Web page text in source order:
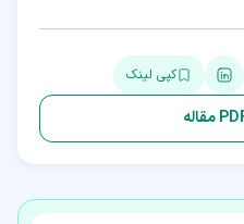
کپی لینک